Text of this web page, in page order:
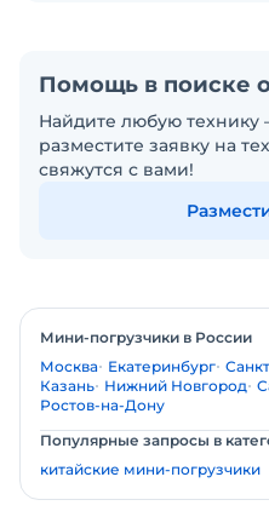
Помощь в поиске
Найдите любую технику
разместите заявку на
свяжутся с вами!
Мини-погрузчики в России
Москва Екатеринбург
Казань Нижний Новгород
Ростов-на-Дону
Популярные запросы в
китайские мини-погрузчики